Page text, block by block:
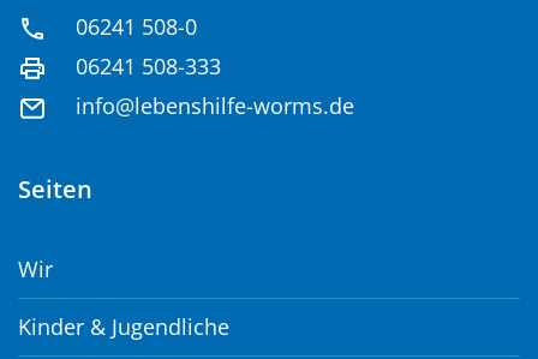
06241 508-0
06241 508-333
info@lebenshilfe-worms.de
Seiten
Wir
Kinder & Jugendliche